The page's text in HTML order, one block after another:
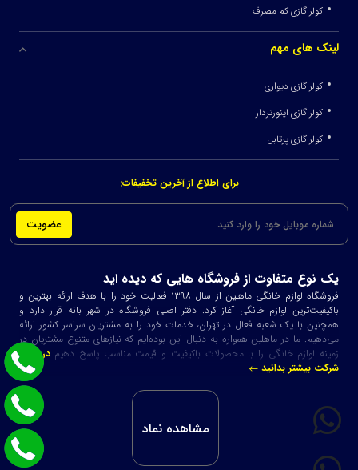
کولر گازی کم مصرف
لینک های مهم
کولر گازی دیواری
کولر گازی اینورتردار
کولر گازی پرتابل
برای اطلاع از آخرین تخفیفات:
عضویت
یک نوع متفاوت از فروشگاه هایی که دیده اید
فروشگاه لوازم خانگی ماهلین از سال ۱۳۹۸ فعالیت خود را با هدف ارائه بهترین و
باکیفیت‌ترین لوازم خانگی آغاز کرد. دفتر اصلی فروشگاه در شهر بانه قرار دارد و
همچنین با یک شعبه فعال در تهران، خدمات خود را به مشتریان سراسر کشور ارائه
می‌دهیم. ما در ماهلین همواره به دنبال این بوده‌ایم که نیازهای متنوع مشتریان در
زمینه لوازم خانگی را با محصولات باکیفیت و قیمت مناسب پاسخ دهیمدر مورد
شرکت بیشتر بدانید
مشاهده نماد